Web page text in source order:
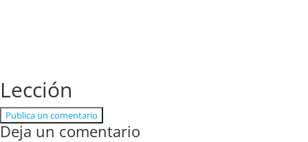
Lección
Publica un comentario
Deja un comentario